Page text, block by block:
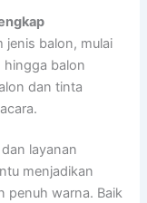
jenis balon, mulai
hingga balon
dan tinta
layanan
menjadikan
penuh warna. Baik